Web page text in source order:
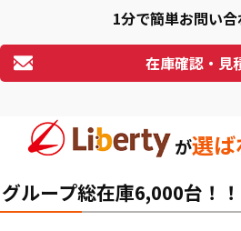
1分で簡単お問い
在庫確認・見
が選ば
グループ総在庫6,000台！！